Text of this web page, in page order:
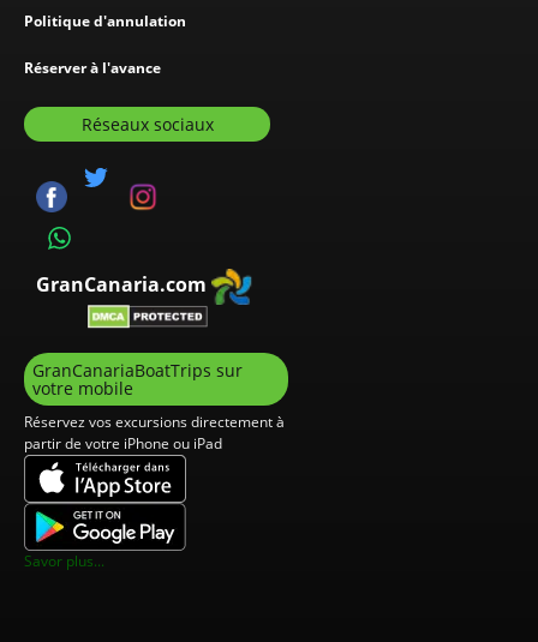
Politique d'annulation
Réserver à l'avance
Réseaux sociaux
GranCanaria.com
GranCanariaBoatTrips sur
votre mobile
Réservez vos excursions directement à
partir de votre iPhone ou iPad
Savor plus...